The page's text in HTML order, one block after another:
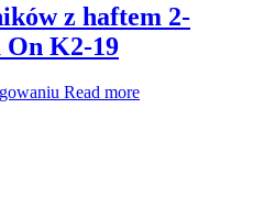
z haftem 2-
On K2-19
Read more